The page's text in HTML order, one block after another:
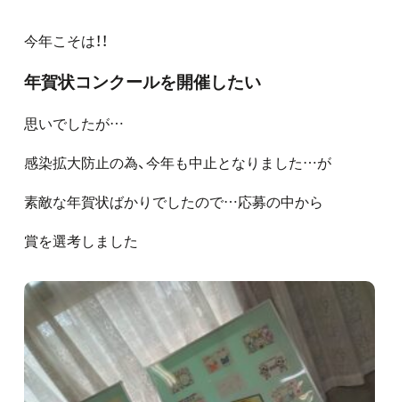
今年こそは！！
年賀状コンクールを開催したい
思いでしたが…
感染拡大防止の為、今年も中止となりました…が
素敵な年賀状ばかりでしたので…応募の中から
賞を選考しました